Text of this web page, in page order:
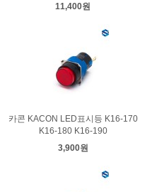
11,400원
카콘 KACON LED표시등 K16-170
K16-180 K16-190
3,900원